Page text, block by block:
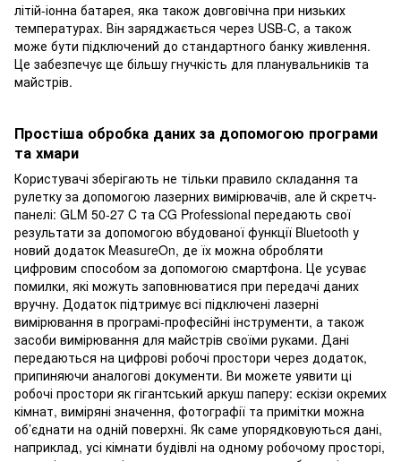
літій-іонна батарея, яка також довговічна при низьких
температурах. Він заряджається через USB-C, а також
може бути підключений до стандартного банку живлення.
Це забезпечує ще більшу гнучкість для планувальників та
майстрів.
Простіша обробка даних за допомогою програми
та хмари
Користувачі зберігають не тільки правило складання та
рулетку за допомогою лазерних вимірювачів, але й скретч-
панелі: GLM 50-27 C та CG Professional передають свої
результати за допомогою вбудованої функції Bluetooth у
новий додаток MeasureOn, де їх можна обробляти
цифровим способом за допомогою смартфона. Це усуває
помилки, які можуть заповнюватися при передачі даних
вручну. Додаток підтримує всі підключені лазерні
вимірювання в програмі-професійні інструменти, а також
засоби вимірювання для майстрів своїми руками. Дані
передаються на цифрові робочі простори через додаток,
припиняючи аналогові документи. Ви можете уявити ці
робочі простори як гігантський аркуш паперу: ескізи окремих
кімнат, виміряні значення, фотографії та примітки можна
об’єднати на одній поверхні. Як саме упорядковуються дані,
наприклад, усі кімнати будівлі на одному робочому просторі,